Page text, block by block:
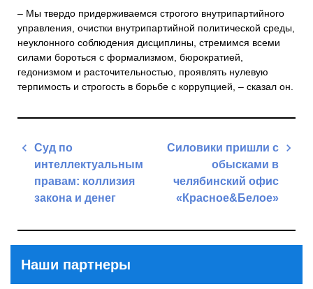
– Мы твердо придерживаемся строгого внутрипартийного
управления, очистки внутрипартийной политической среды,
неуклонного соблюдения дисциплины, стремимся всеми
силами бороться с формализмом, бюрократией,
гедонизмом и расточительностью, проявлять нулевую
терпимость и строгость в борьбе с коррупцией, – сказал он.
Навигация
записям
Суд по
интеллектуальным
правам: коллизия
закона и денег
Cиловики пришли с
обысками в
челябинский офис
«Красное&Белое»
Наши партнеры